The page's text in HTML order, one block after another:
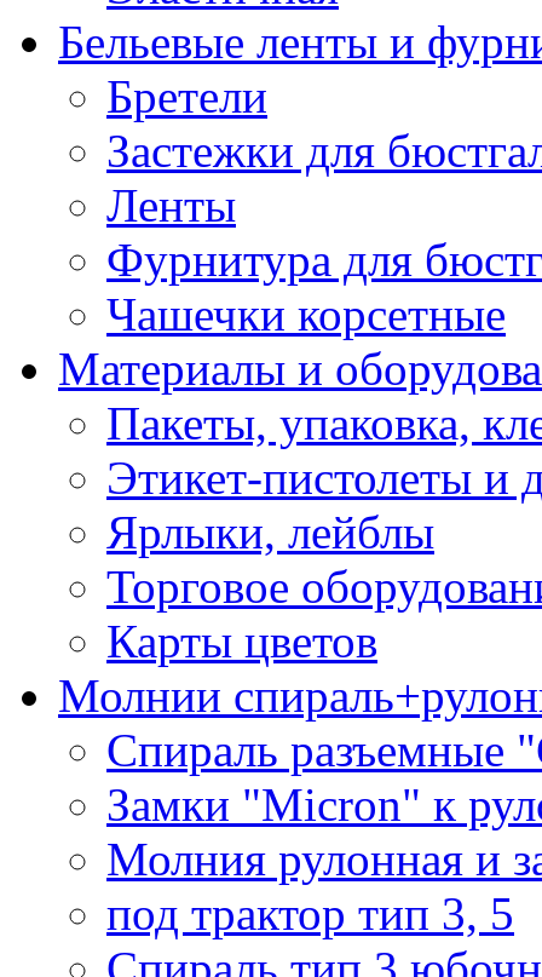
Бельевые ленты и
Бретели
Застежки для
Ленты
Фурнитура для
Чашечки корсетные
Материалы и
Пакеты, упаковка,
Этикет-пистолеты и
Ярлыки, лейблы
Торговое
Карты цветов
Молнии
Спираль разъемные
Замки "Micron" к
Молния рулонная и
под трактор тип 3, 5